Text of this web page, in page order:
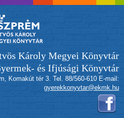
Károly Megyei Könyvtár
és Ifjúsági Könyvtár
Komakút tér 3. Tel. 88/560-610 E-mail:
gyerekkonyvtar@ekmk.hu